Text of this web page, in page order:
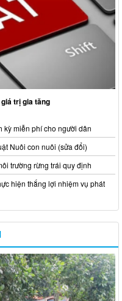
trị gia tăng
kỳ miễn phí cho người dân
Nuôi con nuôi (sửa đổi)
trường rừng trái quy định
hiện thắng lợi nhiệm vụ phát